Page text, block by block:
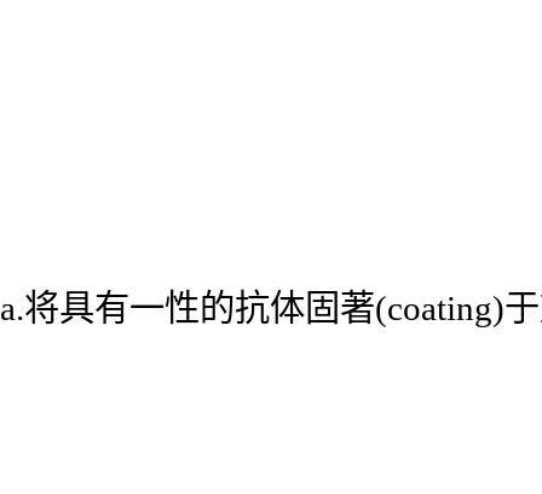
a.将具有一性的抗体固著(coating)